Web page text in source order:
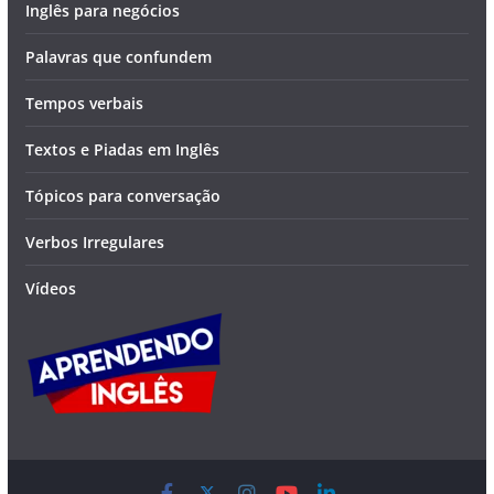
Inglês para negócios
Palavras que confundem
Tempos verbais
Textos e Piadas em Inglês
Tópicos para conversação
Verbos Irregulares
Vídeos